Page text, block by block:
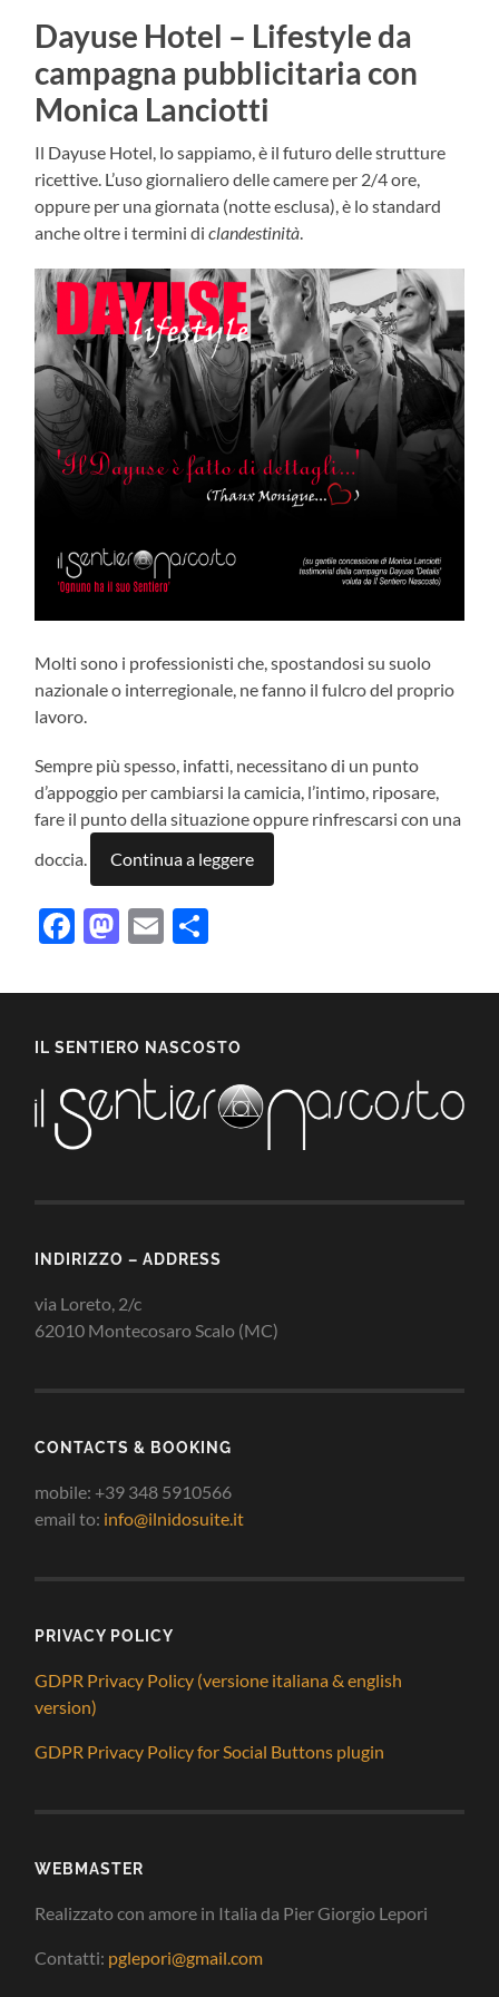
Dayuse Hotel – Lifestyle da
campagna pubblicitaria con
Monica Lanciotti
Il Dayuse Hotel, lo sappiamo, è il futuro delle strutture
ricettive. L’uso giornaliero delle camere per 2/4 ore,
oppure per una giornata (notte esclusa), è lo standard
anche oltre i termini diclandestinità.
Molti sono i professionisti che, spostandosi su suolo
nazionale o interregionale, ne fanno il fulcro del proprio
lavoro.
Sempre più spesso, infatti, necessitano di un punto
d’appoggio per cambiarsi la camicia, l’intimo, riposare,
fare il punto della situazione oppure rinfrescarsi con una
doccia.
Continua a leggere
Facebook
Mastodon
Email
IL SENTIERO NASCOSTO
INDIRIZZO – ADDRESS
via Loreto, 2/c
62010 Montecosaro Scalo (MC)
CONTACTS & BOOKING
mobile: +39 348 5910566
email to: info@ilnidosuite.it
PRIVACY POLICY
GDPR Privacy Policy (versione italiana & english
version)
GDPR Privacy Policy for Social Buttons plugin
WEBMASTER
Realizzato con amore in Italia da Pier Giorgio Lepori
Contatti: pglepori@gmail.com